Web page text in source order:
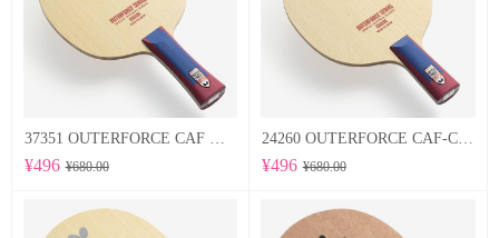
¥496 ¥680.00
24260 OUTERFORCE CAF-CS 蝴蝶Butterfly 专业底板
¥496 ¥680.00